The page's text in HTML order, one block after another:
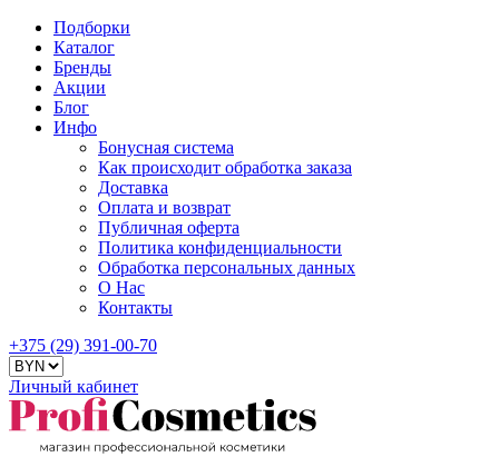
Подборки
Каталог
Бренды
Акции
Блог
Инфо
Бонусная система
Как происходит обработка заказа
Доставка
Оплата и возврат
Публичная оферта
Политика конфиденциальности
Обработка персональных данных
О Нас
Контакты
+375 (29) 391-00-70
Личный кабинет